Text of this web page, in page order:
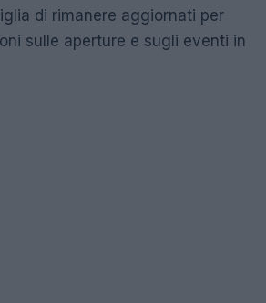
di rimanere aggiornati per
sulle aperture e sugli eventi in